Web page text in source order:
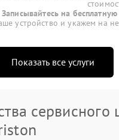
Записывайтесь на бесплатную
устройство и укажем на
Показать все услуги
сервисного